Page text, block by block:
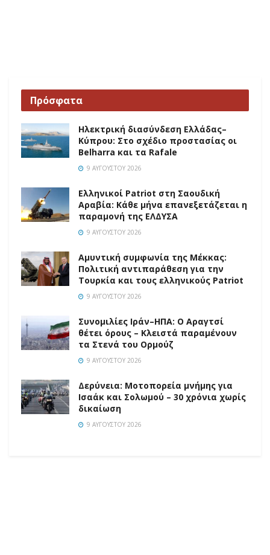
Πρόσφατα
Ηλεκτρική διασύνδεση Ελλάδας–
Κύπρου: Στο σχέδιο προστασίας οι
Belharra και τα Rafale
9 ΑΥΓΟΎΣΤΟΥ 2026
Ελληνικοί Patriot στη Σαουδική
Αραβία: Κάθε μήνα επανεξετάζεται η
παραμονή της ΕΛΔΥΣΑ
9 ΑΥΓΟΎΣΤΟΥ 2026
Αμυντική συμφωνία της Μέκκας:
Πολιτική αντιπαράθεση για την
Τουρκία και τους ελληνικούς Patriot
9 ΑΥΓΟΎΣΤΟΥ 2026
Συνομιλίες Ιράν–ΗΠΑ: Ο Αραγτσί
θέτει όρους – Κλειστά παραμένουν
τα Στενά του Ορμούζ
9 ΑΥΓΟΎΣΤΟΥ 2026
Δερύνεια: Μοτοπορεία μνήμης για
Ισαάκ και Σολωμού – 30 χρόνια χωρίς
δικαίωση
9 ΑΥΓΟΎΣΤΟΥ 2026